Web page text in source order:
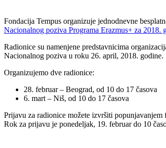
Fondacija Tempus organizuje jednodnevne
Nacionalnog poziva Programa Erazmus+ za 2018.
Radionice su namenjene predstavnicima
Nacionalnog poziva u roku 26. april, 2018. godine.
Organizujemo dve radionice:
28. februar – Beograd, od 10 do 17 časova
6. mart – Niš, od 10 do 17 časova
Prijavu za radionice možete izvršiti popunjavanjem
Rok za prijavu je ponedeljak, 19. februar do 10